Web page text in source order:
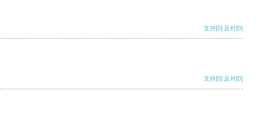
支持[0] 反对[0]
支持[0] 反对[0]